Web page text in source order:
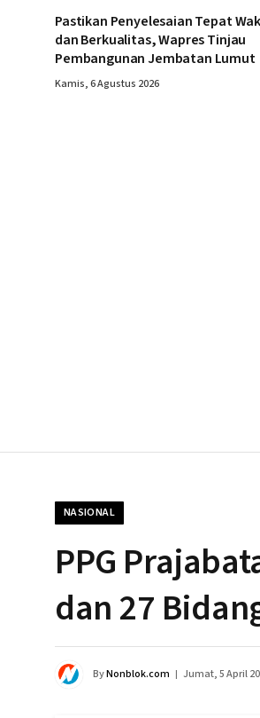
Pastikan Penyelesaian Tepat
dan Berkualitas, Wapres Tinjau
Pembangunan Jembatan Lumut
Kamis, 6 Agustus 2026
NASIONAL
PPG
dan 27
ByNonblok.com Jumat, 5 April